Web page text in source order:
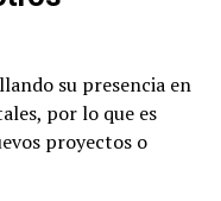
su presencia en
por lo que es
proyectos o